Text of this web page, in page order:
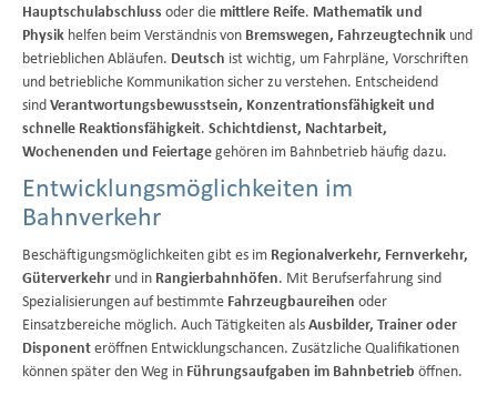
Hauptschulabschluss oder die mittlere Reife. Mathematik und
Physik helfen beim Verständnis von Bremswegen, Fahrzeugtechnik und
betrieblichen Abläufen. Deutsch ist wichtig, um Fahrpläne, Vorschriften
und betriebliche Kommunikation sicher zu verstehen. Entscheidend
sind Verantwortungsbewusstsein, Konzentrationsfähigkeit und
schnelle Reaktionsfähigkeit. Schichtdienst, Nachtarbeit,
Wochenenden und Feiertage gehören im Bahnbetrieb häufig dazu.
Entwicklungsmöglichkeiten im
Bahnverkehr
Beschäftigungsmöglichkeiten gibt es im Regionalverkehr, Fernverkehr,
Güterverkehr und in Rangierbahnhöfen. Mit Berufserfahrung sind
Spezialisierungen auf bestimmte Fahrzeugbaureihen oder
Einsatzbereiche möglich. Auch Tätigkeiten als Ausbilder, Trainer oder
Disponent eröffnen Entwicklungschancen. Zusätzliche Qualifikationen
können später den Weg in Führungsaufgaben im Bahnbetrieb öffnen.